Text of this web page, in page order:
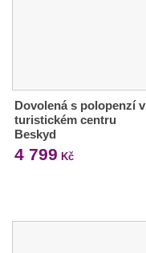
Dovolená s polopenzí v
turistickém centru
Beskyd
4 799 Kč